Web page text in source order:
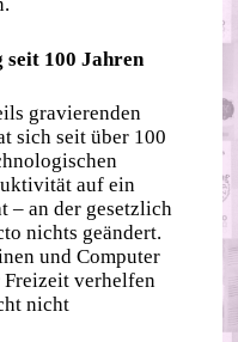
100 Jahren
gravierenden
sich seit über 100
auf ein
– an der gesetzlich
nichts geändert.
und Computer
Freizeit verhelfen
nicht